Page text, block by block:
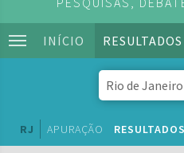
INÍCIO RESULTADOS
RJ APURAÇÃO RESULTADOS